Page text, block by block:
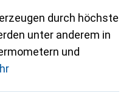
durch höchste
unter anderem in
und